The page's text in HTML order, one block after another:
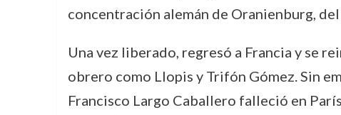
concentración alemán de Oranienburg,
Una vez liberado, regresó a Francia y se
obrero como Llopis y Trifón Gómez. Sin
Francisco Largo Caballero falleció en